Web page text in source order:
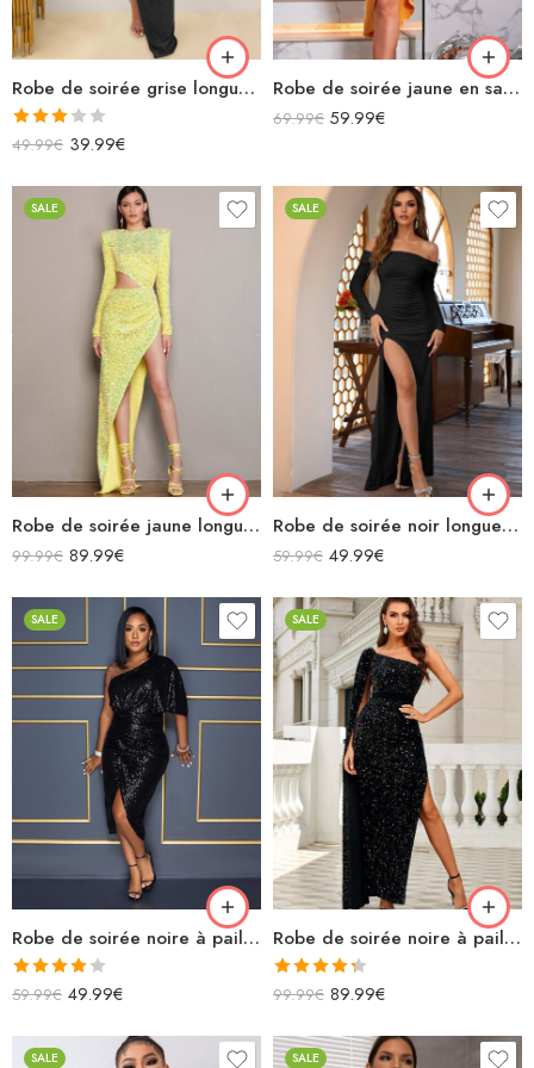
Robe de soirée grise longue avec découpes fendue paillettes
Note
sur 5
49.99€ 39.99€
Robe de soirée jaune en satin moulante midi asymétrique manches longues avec découpe
69.99€ 59.99€
SALE
Robe de soirée jaune longue moulante à paillettes manches longues avec découpe fendue
99.99€ 89.99€
SALE
Robe de soirée noir longue épaules dénudées fendue manches longues
59.99€ 49.99€
SALE
Robe de soirée noire à paillettes asymétrique fendue
Note
5
59.99€ 49.99€
SALE
Robe de soirée noire à paillettes asymétrique manche longue XXL fendue
Note4.33
99.99€ 89.99€
SALE SALE